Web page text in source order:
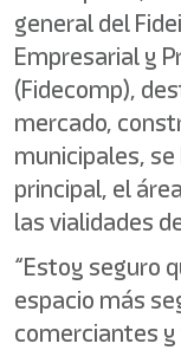
general del
Empresarial y
(Fidecomp),
mercado,
municipales,
principal, el
las vialidades
“Estoy seguro
espacio más
comerciantes